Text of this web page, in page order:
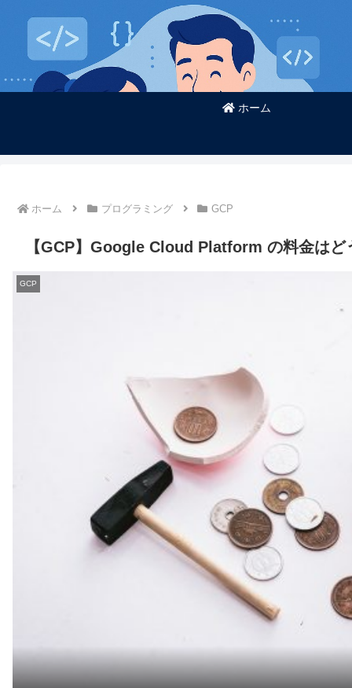
ホーム
ホーム プログラミング GCP
【GCP】Google Cloud Platform の料金はど
GCP